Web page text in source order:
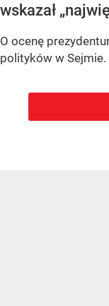
wskazał
O ocenę
polityków w